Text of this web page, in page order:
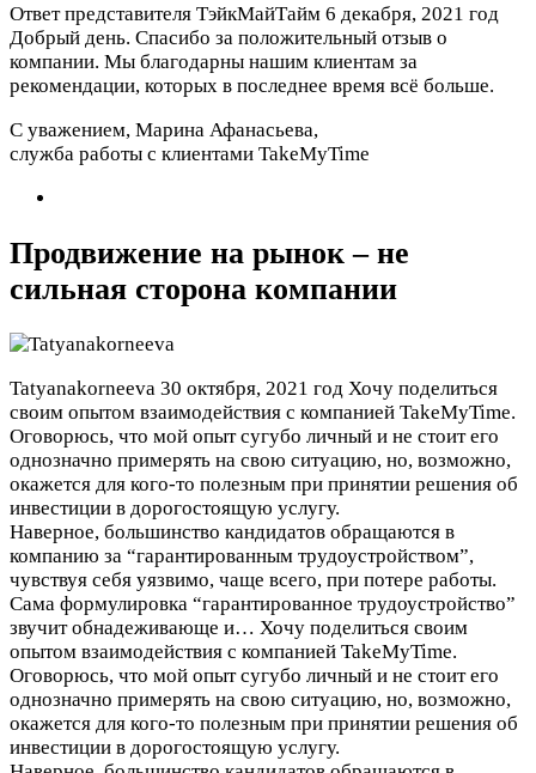
Ответ представителя ТэйкМайТайм 6 декабря, 2021 год
Добрый день. Спасибо за положительный отзыв о
компании. Мы благодарны нашим клиентам за
рекомендации, которых в последнее время всё больше.
С уважением, Марина Афанасьева,
служба работы с клиентами TakeMyTime
Продвижение на рынок – не
сильная сторона компании
Tatyanakorneeva 30 октября, 2021 год Хочу поделиться
своим опытом взаимодействия с компанией TakeMyTime.
Оговорюсь, что мой опыт сугубо личный и не стоит его
однозначно примерять на свою ситуацию, но, возможно,
окажется для кого-то полезным при принятии решения об
инвестиции в дорогостоящую услугу.
Наверное, большинство кандидатов обращаются в
компанию за “гарантированным трудоустройством”,
чувствуя себя уязвимо, чаще всего, при потере работы.
Сама формулировка “гарантированное трудоустройство”
звучит обнадеживающе и… Хочу поделиться своим
опытом взаимодействия с компанией TakeMyTime.
Оговорюсь, что мой опыт сугубо личный и не стоит его
однозначно примерять на свою ситуацию, но, возможно,
окажется для кого-то полезным при принятии решения об
инвестиции в дорогостоящую услугу.